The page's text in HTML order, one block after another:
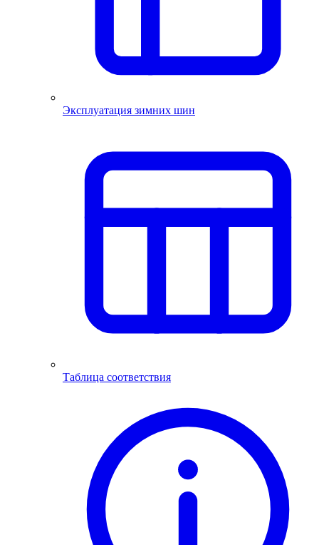
Эксплуатация зимних шин
Таблица соответствия